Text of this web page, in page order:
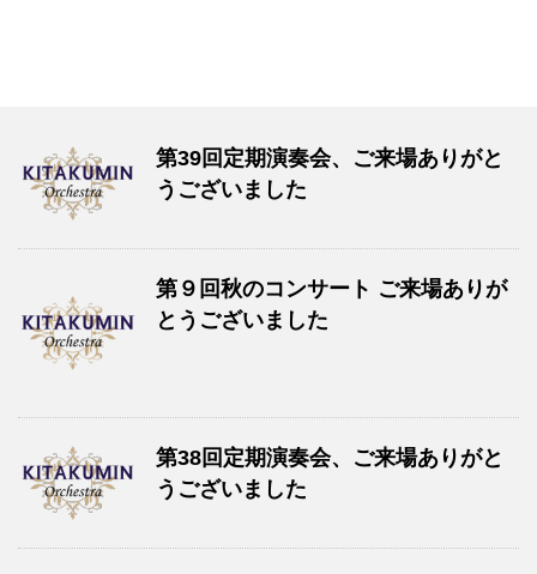
第39回定期演奏会、ご来場ありがと
うございました
第９回秋のコンサート ご来場ありが
とうございました
第38回定期演奏会、ご来場ありがと
うございました